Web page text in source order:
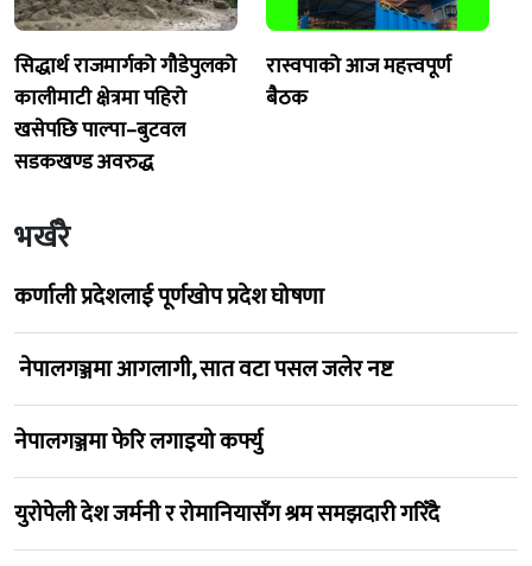
सिद्धार्थ राजमार्गको गौडेपुलको
कालीमाटी क्षेत्रमा पहिरो
खसेपछि पाल्पा–बुटवल
सडकखण्ड अवरुद्ध
रास्वपाको आज महत्त्वपूर्ण
बैठक
भर्खरै
कर्णाली प्रदेशलाई पूर्णखोप प्रदेश घोषणा
नेपालगञ्जमा आगलागी, सात वटा पसल जलेर नष्ट
नेपालगञ्जमा फेरि लगाइयो कर्फ्यु
युरोपेली देश जर्मनी र रोमानियासँग श्रम समझदारी गरिँदै